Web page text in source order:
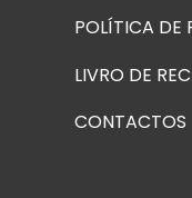
POLÍTICA DE
LIVRO DE
CONTACTOS